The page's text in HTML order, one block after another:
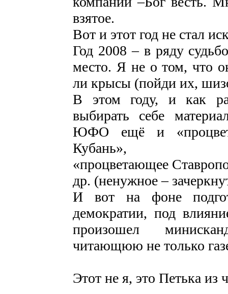
взятое.
Вот и этот год не стал
Год 2008 – в ряду
место. Я не о том, что
ли крысы (пойди их,
В этом году, и как
выбирать себе
ЮФО ещё и
Кубань»,
«процветающее
др. (ненужное –
И вот на фоне
демократии, под
произошел
читающюю не только
Этот не я, это Петька из